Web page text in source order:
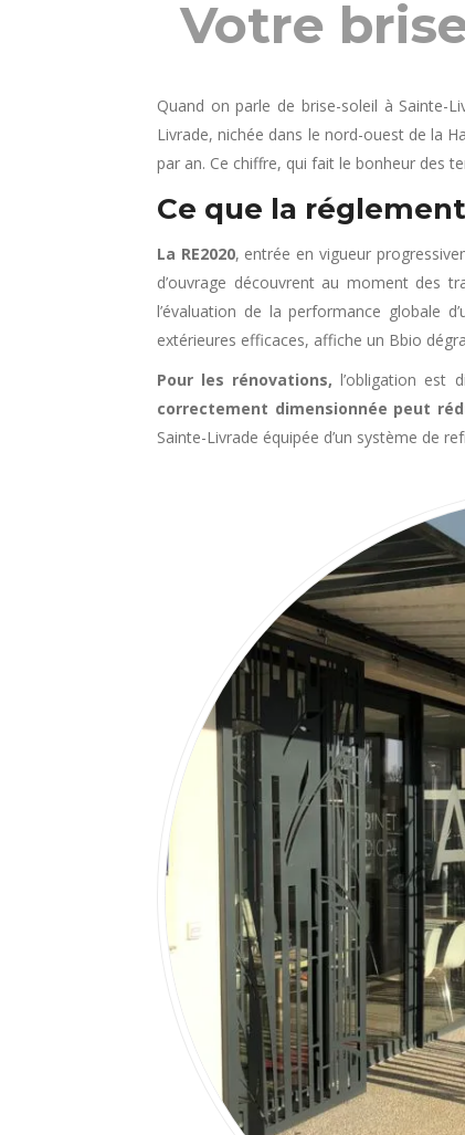
Votre
Quand on parle de brise-soleil à Sainte-
Livrade, nichée dans le nord-ouest de la
par an. Ce chiffre, qui fait le bonheur des
Ce que la
La RE2020, entrée en vigueur
d’ouvrage découvrent au moment des
l’évaluation de la performance globale
extérieures efficaces, affiche un Bbio
Pour les rénovations, l’obligation est
correctement dimensionnée peut
Sainte-Livrade équipée d’un système de